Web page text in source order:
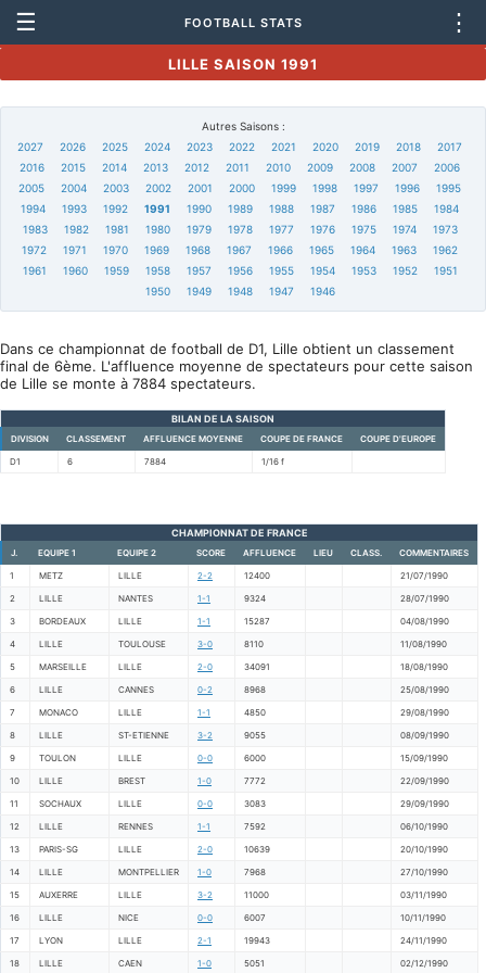
☰ FOOTBALL STATS ⋮
LILLE SAISON 1991
Autres Saisons :
2027
2026 2025 2024 2023 2022 2021 2020 2019 2018
2017
2016
2015 2014 2013 2012 2011 2010 2009 2008 2007
2006
2005
2004 2003 2002 2001 2000 1999 1998 1997 1996
1995
1994
1993 1992 1991 1990 1989 1988 1987 1986 1985
1984
1983
1982 1981 1980 1979 1978 1977 1976 1975 1974
1973
1972
1971 1970 1969 1968 1967 1966 1965 1964 1963
1962
1961
1960 1959 1958 1957 1956 1955 1954 1953 1952
1951
1950
1949 1948 1947 1946
Dans ce championnat de football de D1, Lille obtient un classement
final de 6ème. L'affluence moyenne de spectateurs pour cette saison
de Lille se monte à 7884 spectateurs.
BILAN DE LA SAISON
DIVISION CLASSEMENT AFFLUENCE MOYENNE COUPE DE FRANCE COUPE D'EUROPE
D1 6 7884 1/16 f
CHAMPIONNAT DE FRANCE
J. EQUIPE 1 EQUIPE 2 SCORE AFFLUENCE LIEU CLASS. COMMENTAIRES
1 METZ LILLE 2-2 12400 21/07/1990
2 LILLE NANTES 1-1 9324 28/07/1990
3 BORDEAUX LILLE 1-1 15287 04/08/1990
4 LILLE TOULOUSE 3-0 8110 11/08/1990
5 MARSEILLE LILLE 2-0 34091 18/08/1990
6 LILLE CANNES 0-2 8968 25/08/1990
7 MONACO LILLE 1-1 4850 29/08/1990
8 LILLE ST-ETIENNE 3-2 9055 08/09/1990
9 TOULON LILLE 0-0 6000 15/09/1990
10 LILLE BREST 1-0 7772 22/09/1990
11 SOCHAUX LILLE 0-0 3083 29/09/1990
12 LILLE RENNES 1-1 7592 06/10/1990
13 PARIS-SG LILLE 2-0 10639 20/10/1990
14 LILLE MONTPELLIER 1-0 7968 27/10/1990
15 AUXERRE LILLE 3-2 11000 03/11/1990
16 LILLE NICE 0-0 6007 10/11/1990
17 LYON LILLE 2-1 19943 24/11/1990
18 LILLE CAEN 1-0 5051 02/12/1990